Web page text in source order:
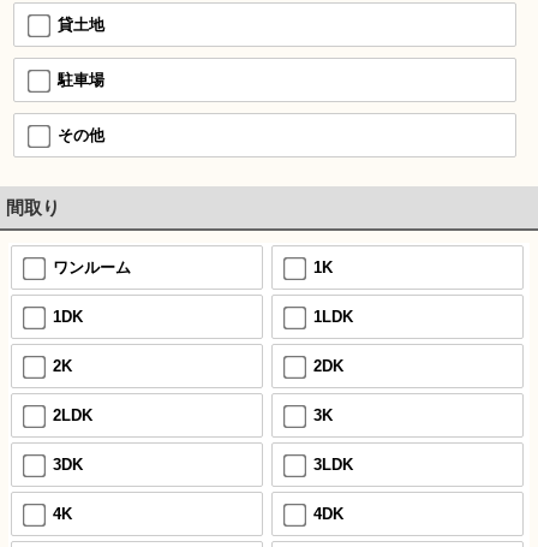
貸土地
駐車場
その他
間取り
ワンルーム 1K
1DK 1LDK
2K 2DK
2LDK 3K
3DK 3LDK
4K 4DK